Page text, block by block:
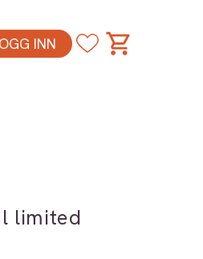
INN
limited